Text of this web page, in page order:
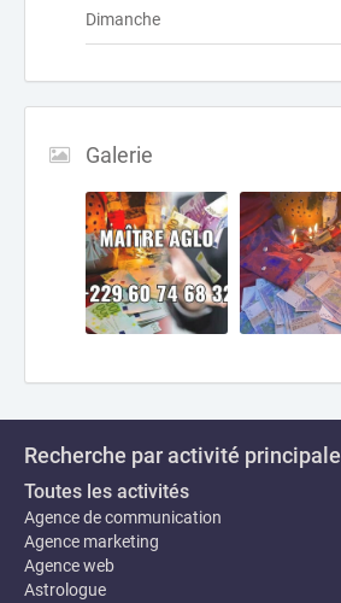
Dimanche
Galerie
Recherche par activité principale
Toutes les activités
Agence de communication
Agence marketing
Agence web
Astrologue